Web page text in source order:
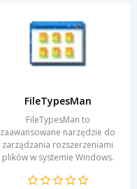
FileTypesMan
FileTypesMan to
zaawansowane narzędzie do
zarządzania rozszerzeniami
plików w systemie Windows.
mogą łatwo przeglądać,